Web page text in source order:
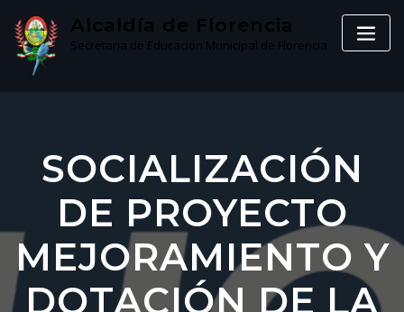
content
Alcaldía de Florencia
Secretaria de Educación Municipal de Florencia
SOCIALIZACIÓN
DE PROYECTO
MEJORAMIENTO Y
DOTACIÓN DE LA